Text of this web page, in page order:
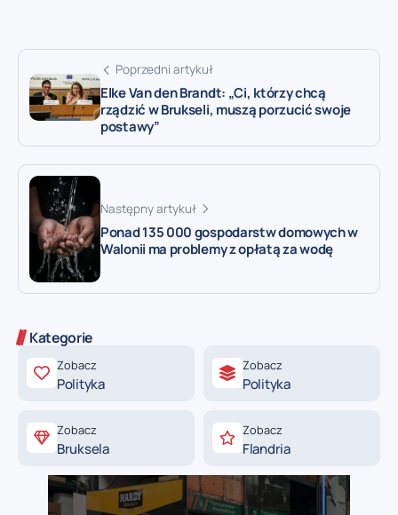
Poprzedni artykuł
Elke Van den Brandt: „Ci, którzy chcą
rządzić w Brukseli, muszą porzucić swoje
postawy”
Następny artykuł
Ponad 135 000 gospodarstw domowych w
Walonii ma problemy z opłatą za wodę
Kategorie
Zobacz
Polityka
Zobacz
Polityka
Zobacz
Bruksela
Zobacz
Flandria